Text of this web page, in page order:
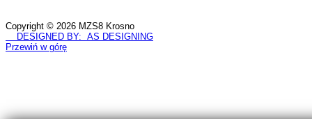
Copyright © 2026 MZS8 Krosno
DESIGNED BY: AS DESIGNING
Przewiń w górę